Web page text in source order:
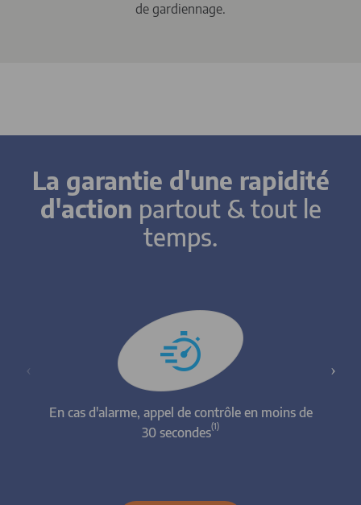
de gardiennage.
La garantie d'une rapidité
d'action partout & tout le
temps.
En cas d'alarme, appel de contrôle en moins de
30 secondes(1)